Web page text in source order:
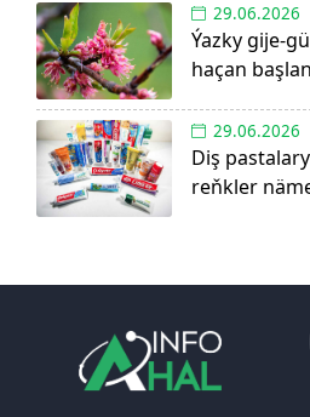
29.06.2026
Ýazky gije-
haçan
29.06.2026
Diş
reňkler